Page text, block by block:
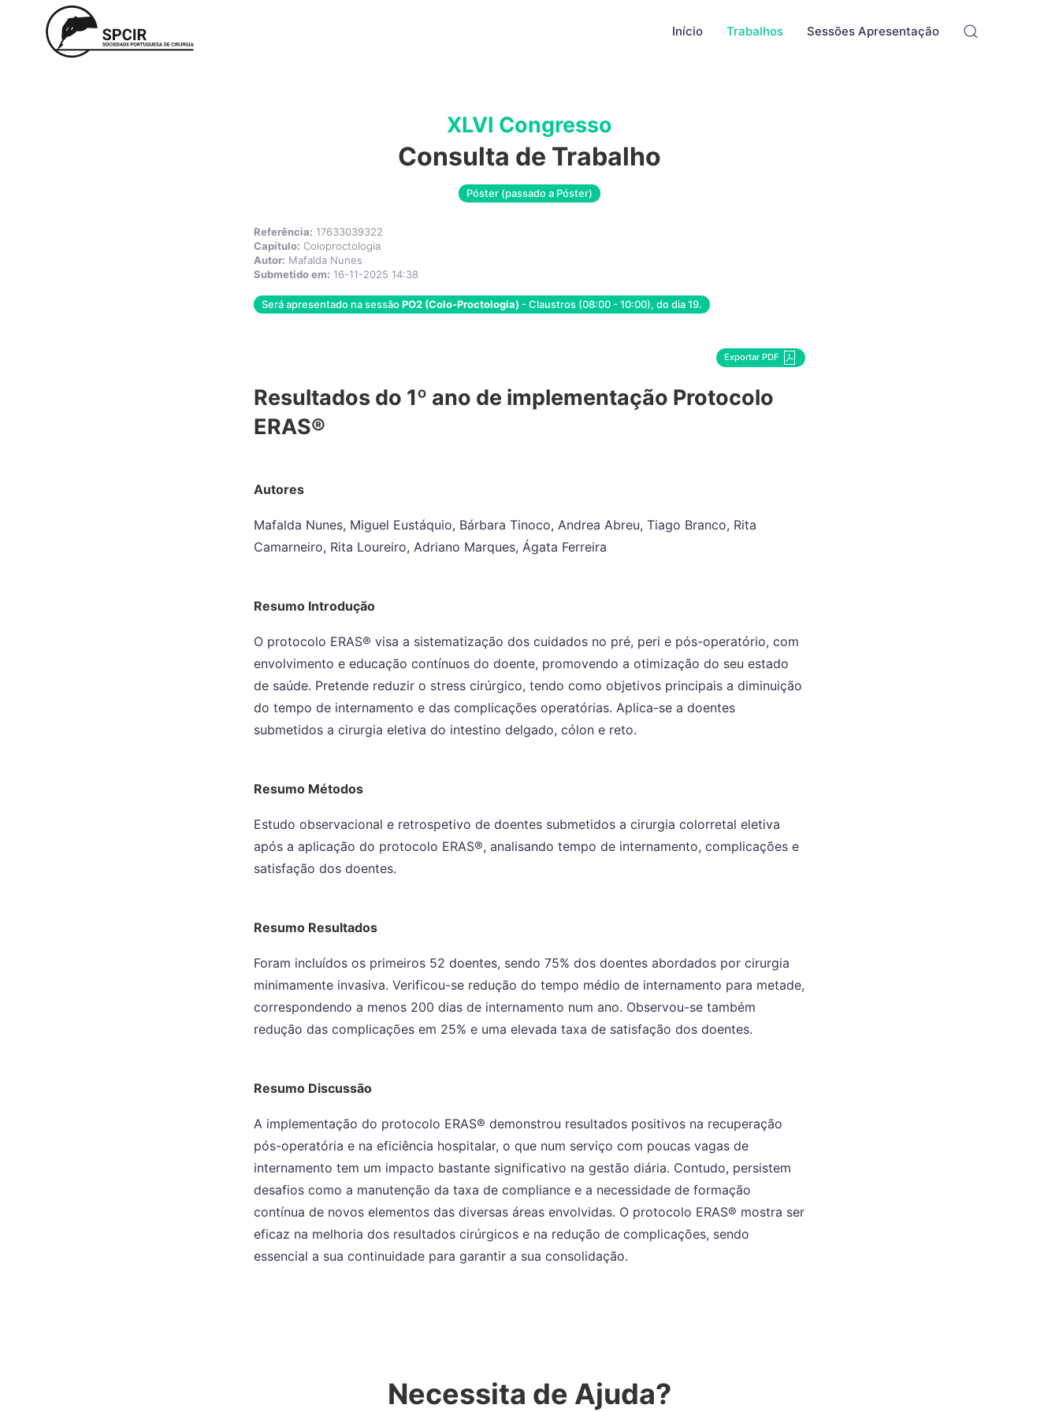
Início Trabalhos Sessões Apresentação
XLVI Congresso
Consulta de Trabalho
Póster (passado a Póster)
Referência: 17633039322
Capítulo: Coloproctologia
Autor: Mafalda Nunes
Submetido em: 16-11-2025 14:38
Será apresentado na sessãoPO2 (Colo-Proctologia) - Claustros (08:00 - 10:00), do dia 19.
Exportar PDF
Resultados do 1º ano de implementação Protocolo
ERAS®
Autores
Mafalda Nunes, Miguel Eustáquio, Bárbara Tinoco, Andrea Abreu, Tiago Branco, Rita
Camarneiro, Rita Loureiro, Adriano Marques, Ágata Ferreira
Resumo Introdução
O protocolo ERAS® visa a sistematização dos cuidados no pré, peri e pós-operatório, com
envolvimento e educação contínuos do doente, promovendo a otimização do seu estado
de saúde. Pretende reduzir o stress cirúrgico, tendo como objetivos principais a diminuição
do tempo de internamento e das complicações operatórias. Aplica-se a doentes
submetidos a cirurgia eletiva do intestino delgado, cólon e reto.
Resumo Métodos
Estudo observacional e retrospetivo de doentes submetidos a cirurgia colorretal eletiva
após a aplicação do protocolo ERAS®, analisando tempo de internamento, complicações e
satisfação dos doentes.
Resumo Resultados
Foram incluídos os primeiros 52 doentes, sendo 75% dos doentes abordados por cirurgia
minimamente invasiva. Verificou-se redução do tempo médio de internamento para metade,
correspondendo a menos 200 dias de internamento num ano. Observou-se também
redução das complicações em 25% e uma elevada taxa de satisfação dos doentes.
Resumo Discussão
A implementação do protocolo ERAS® demonstrou resultados positivos na recuperação
pós-operatória e na eficiência hospitalar, o que num serviço com poucas vagas de
internamento tem um impacto bastante significativo na gestão diária. Contudo, persistem
desafios como a manutenção da taxa de compliance e a necessidade de formação
contínua de novos elementos das diversas áreas envolvidas. O protocolo ERAS® mostra ser
eficaz na melhoria dos resultados cirúrgicos e na redução de complicações, sendo
essencial a sua continuidade para garantir a sua consolidação.
Necessita de Ajuda?